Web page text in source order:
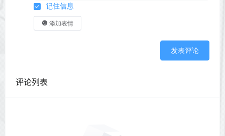
记住信息
添加表情
发表评论
评论列表